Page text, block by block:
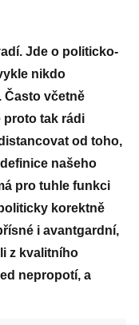
Jde o politicko-
nikdo
Často včetně
proto tak rádi
od toho,
našeho
pro tuhle funkci
korektně
i avantgardní,
z kvalitního
nepropotí, a